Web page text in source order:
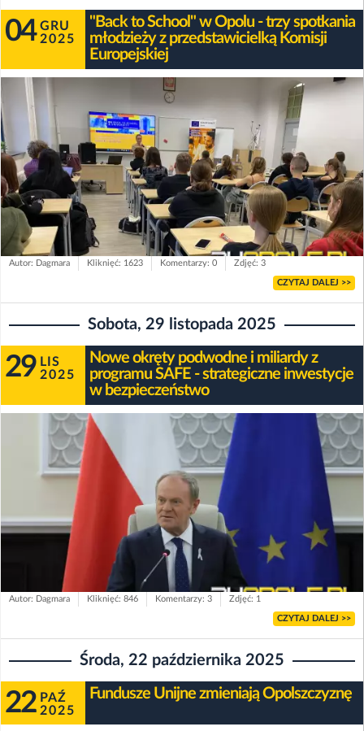
04 GRU
2025
"Back to School" w Opolu - trzy spotkania
młodzieży z przedstawicielką Komisji
Europejskiej
Autor: Dagmara Kliknięć: 1623 Komentarzy: 0 Zdjęć: 3
CZYTAJ DALEJ >>
Sobota, 29 listopada 2025
29 LIS
2025
Nowe okręty podwodne i miliardy z
programu SAFE - strategiczne inwestycje
w bezpieczeństwo
Autor: Dagmara Kliknięć: 846 Komentarzy: 3 Zdjęć: 1
CZYTAJ DALEJ >>
Środa, 22 października 2025
22 PAŹ
2025
Fundusze Unijne zmieniają Opolszczyznę